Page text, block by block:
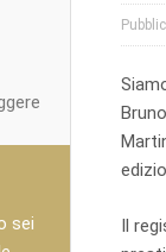
Il
sei